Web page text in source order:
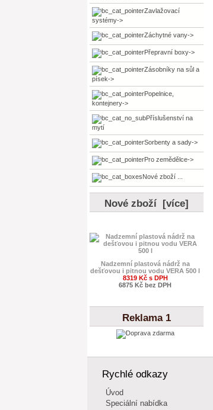
Zavlažovací
systémy->
Záchytné vany->
Přepravní boxy->
Zásobníky na sůl a
písek->
Popelnice,
kontejnery->
Příslušenství na
mytí
Sorbenty a sady->
Pro zemědělce->
Nové zboží ...
Nové zboží [více]
Nadzemní plastová nádrž na
dešťovou i pitnou vodu VERA 500 l
8319 Kč s DPH
6875 Kč bez DPH
Reklama 1
Rychlé odkazy
Úvod
Speciální nabídka